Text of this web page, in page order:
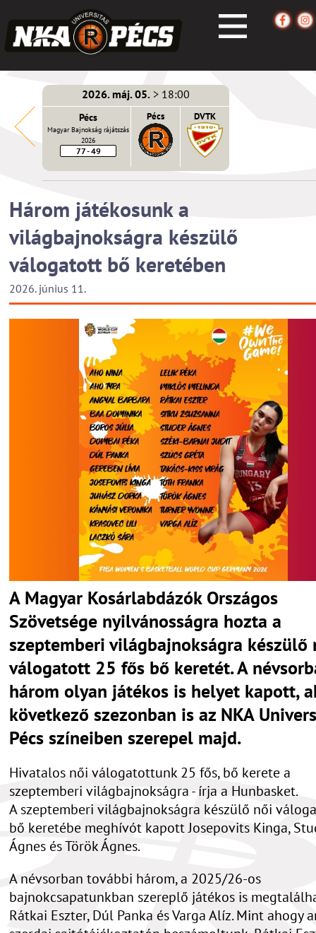
2026. máj. 05. > 18:00
Pécs
Magyar Bajnokság rájátszás
2026
77 - 49
Pécs DVTK
Három játékosunk a
világbajnokságra készülő
válogatott bő keretében
2026. június 11.
A Magyar Kosárlabdázók Országos
Szövetsége nyilvánosságra hozta a
szeptemberi világbajnokságra készülő
válogatott 25 fős bő keretét. A
három olyan játékos is helyet kapott,
következő szezonban is az NKA
Pécs színeiben szerepel majd.
Hivatalos női válogatottunk 25 fős, bő kerete a
szeptemberi világbajnokságra - írja a Hunbasket.
A szeptemberi világbajnokságra készülő női
bő keretébe meghívót kapott Josepovits Kinga,
Ágnes és Török Ágnes.
A névsorban további három, a 2025/26-os
bajnokcsapatunkban szereplő játékos is
Rátkai Eszter, Dúl Panka és Varga Alíz. Mint ahogy